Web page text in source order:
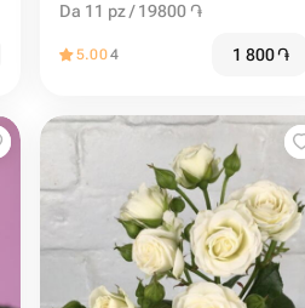
Da 11 pz / 19800 ֏
5.004 1 800֏